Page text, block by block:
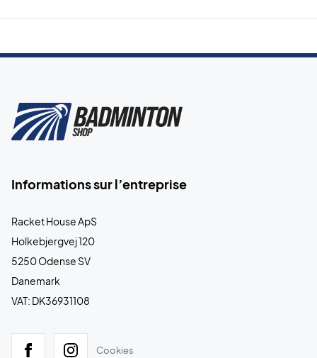
Informations sur l’entreprise
Racket House ApS
Holkebjergvej 120
5250 Odense SV
Danemark
VAT: DK36931108
Cookies